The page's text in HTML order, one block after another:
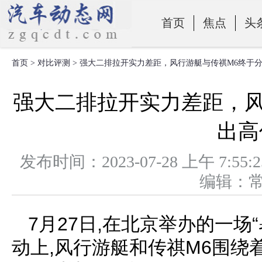
首页 焦点 头
零部件
首页 > 对比评测 > 强大二排拉开实力差距，风行游艇与传祺M6终于
强大二排拉开实力差距，
出
发布时间：2023-07-28 上午
编辑
7月27日,在北京举办的一场
动上,风行游艇和传祺M6围绕